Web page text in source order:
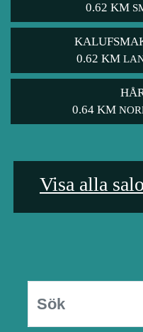
0.62 KM
0.62 KM
0.64 KM
Visa alla